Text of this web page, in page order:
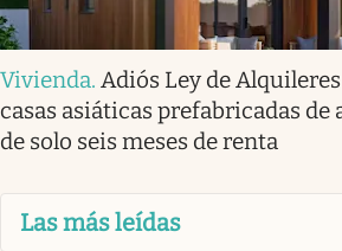
Vivienda. Adiós Ley de
casas asiáticas prefabricadas de
de solo seis meses de renta
Las más leídas